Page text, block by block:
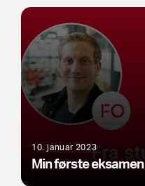
10. januar 2023
Min første eksamen